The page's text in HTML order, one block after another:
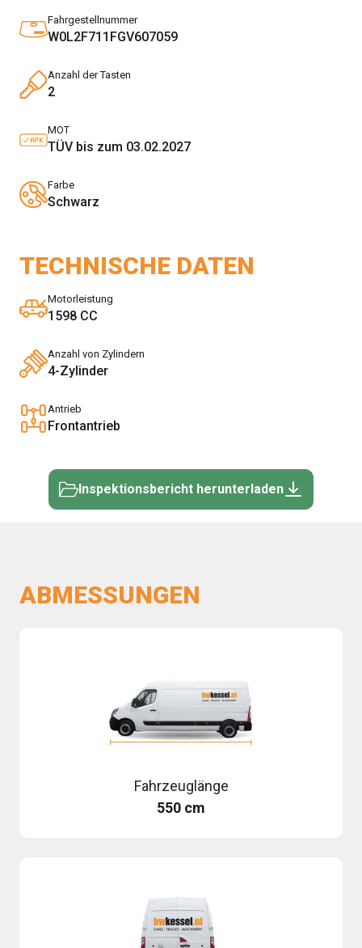
Fahrgestellnummer
W0L2F711FGV607059
Anzahl der Tasten
2
MOT
TÜV bis zum 03.02.2027
Farbe
Schwarz
TECHNISCHE DATEN
Motorleistung
1598 CC
Anzahl von Zylindern
4-Zylinder
Antrieb
Frontantrieb
Inspektionsbericht herunterladen
ABMESSUNGEN
Fahrzeuglänge
550 cm